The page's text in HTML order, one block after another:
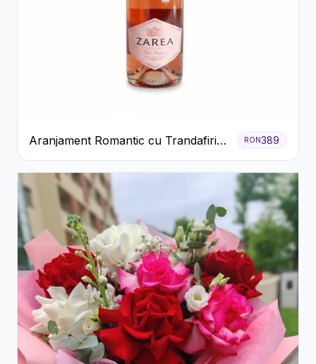
Aranjament Romantic cu Trandafiri
Roșii și Șampanie rose
RON389